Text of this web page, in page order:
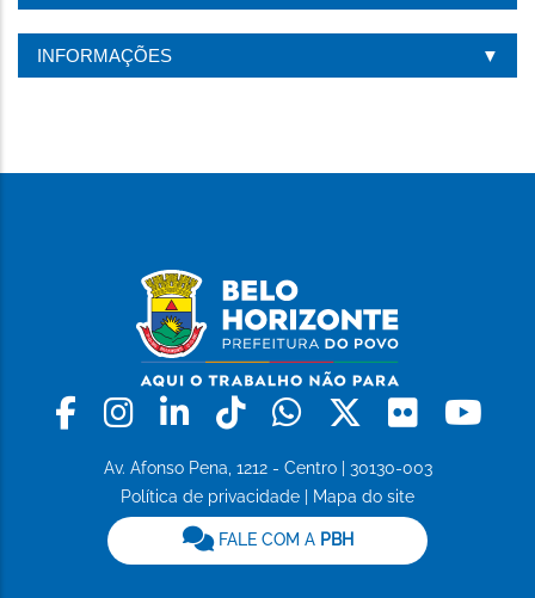
INFORMAÇÕES
Facebook
Instagram
LinkedinTiktokWhatsapp
X Flickr
Av. Afonso Pena, 1212 - Centro | 30130-003
Política de privacidade
Mapa do site
FALE COM A PBH